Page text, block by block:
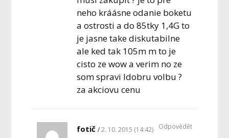
neho kráásne odanie boketu
a ostrosti a do 85tky 1,4G to
je jasne take diskutabilne
ale ked tak 105m m to je
cisto ze wow a verim no ze
som spravi ldobru volbu ?
za akciovu cenu
fotič 2. 10. 2015 (14:42) Odpovědět